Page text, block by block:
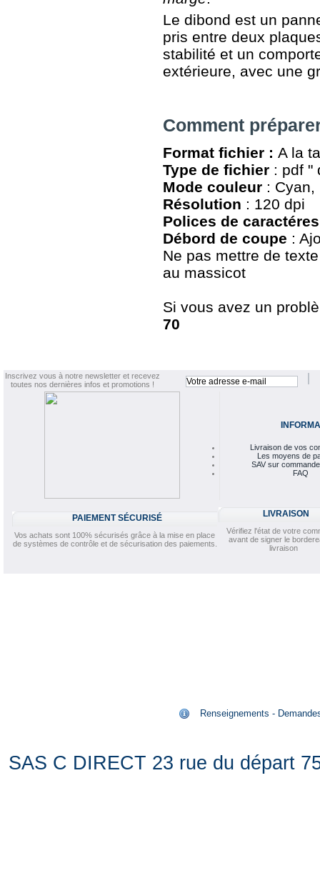
Le dibond est un
pris entre deux
stabilité et un
extérieure, avec une
Comment
Format fichier : A la
Type de fichier : pdf "
Mode couleur :
Résolution : 120 dpi
Polices de caractéres
Débord de coupe :
Ne pas mettre de
au massicot
Si vous avez un
70
Inscrivez vous à notre newsletter et recevez
toutes nos dernières infos et promotions !
Livraison de vos
Les moyens de
SAV sur
FAQ
PAIEMENT SÉCURISÉ
Vos achats sont 100% sécurisés grâce à la mise en place
de systèmes de contrôle et de sécurisation des paiements.
LIVRAISON
Vérifiez l'état de votre
avant de signer le
livraison
Renseignements -
SAS C DIRECT 23 rue du départ